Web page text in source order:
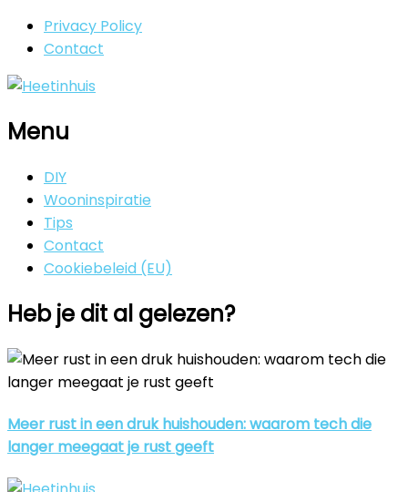
Privacy Policy
Contact
Menu
DIY
Wooninspiratie
Tips
Contact
Cookiebeleid (EU)
Heb je dit al gelezen?
Meer rust in een druk huishouden: waarom tech die
langer meegaat je rust geeft